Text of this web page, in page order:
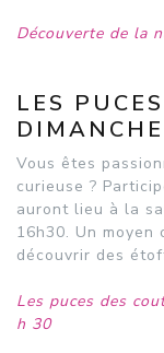
Découverte de la
LES
Vous êtes
curieuse ?
auront lieu à la
16h30. Un
découvrir des
Les puces des
h 30